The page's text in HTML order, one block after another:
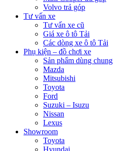
Volvo trả góp
Tư vấn xe
Tư vấn xe cũ
Giá xe ô tô Tải
Các dòng xe ô tô Tải
Phụ kiện – đồ chơi xe
Sản phẩm dùng chung
Mazda
Mitsubishi
Toyota
Ford
Suzuki – Isuzu
Nissan
Lexus
Showroom
Toyota
Hyundai